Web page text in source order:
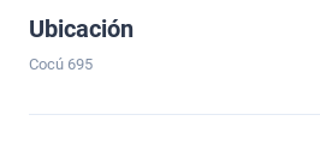
Ubicación
Cocú 695